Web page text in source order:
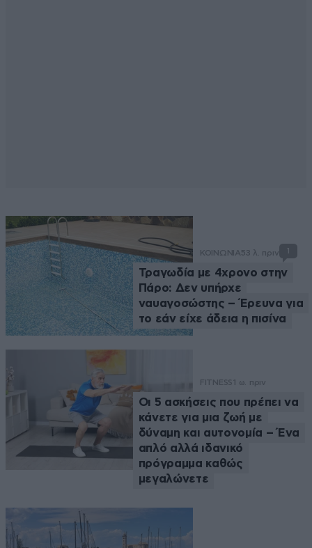
ΚΟΙΝΩΝΙΑ53 λ. πριν
Τραγωδία με 4χρονο στην
Πάρο: Δεν υπήρχε
ναυαγοσώστης – Έρευνα για
το εάν είχε άδεια η πισίνα
FITNESS 1 ω. πριν
Οι 5 ασκήσεις που πρέπει να
κάνετε για μια ζωή με
δύναμη και αυτονομία – Ένα
απλό αλλά ιδανικό
πρόγραμμα καθώς
μεγαλώνετε